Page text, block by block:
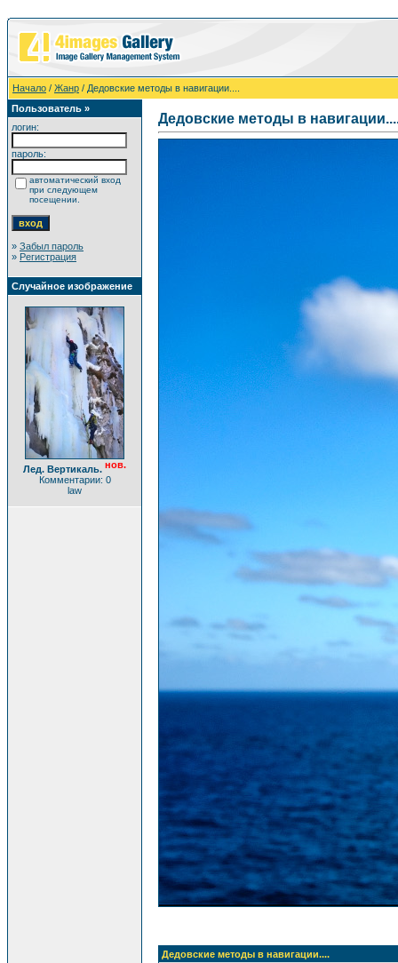
Начало / Жанр / Дедовские методы в навигации....
Пользователь »
логин:
пароль:
автоматический вход
при следующем
посещении.
» Забыл пароль
» Регистрация
Случайное изображение
Лед. Вертикаль. нов.
Комментарии: 0
law
Дедовские методы в
Дедовские методы в навигации....